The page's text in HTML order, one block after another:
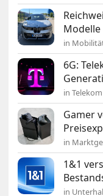
in
6G:
in Telekom
Gamer
in
1&1
in